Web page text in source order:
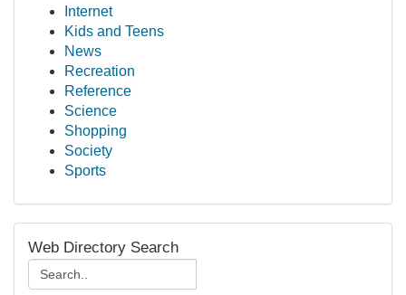
Internet
Kids and Teens
News
Recreation
Reference
Science
Shopping
Society
Sports
Web Directory Search